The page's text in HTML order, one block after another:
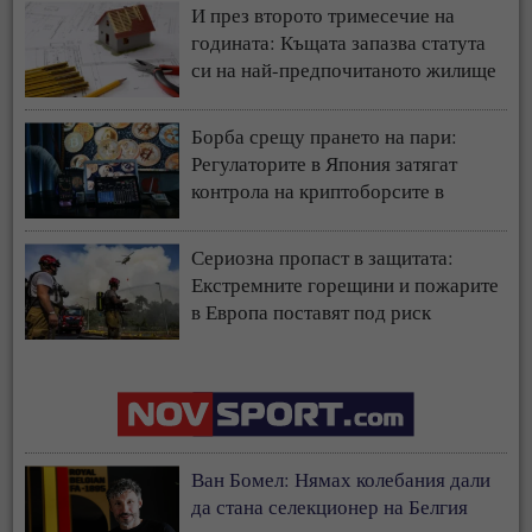
И през второто тримесечие на
годината: Къщата запазва статута
си на най-предпочитаното жилище
Борба срещу прането на пари:
Регулаторите в Япония затягат
контрола на криптоборсите в
Сериозна пропаст в защитата:
Екстремните горещини и пожарите
в Европа поставят под риск
Ван Бомел: Нямах колебания дали
да стана селекционер на Белгия